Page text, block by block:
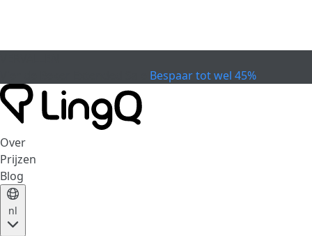
Bespaar tot wel 45%
Over
Prijzen
Blog
nl